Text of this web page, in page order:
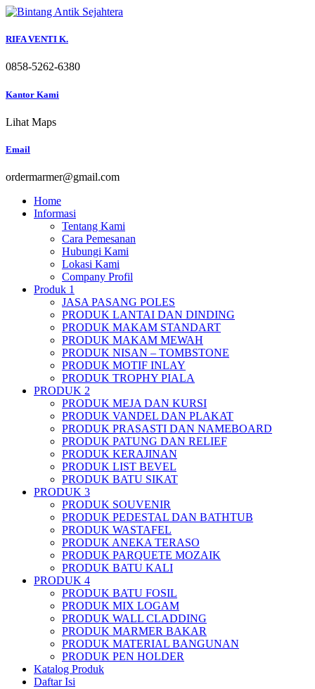
Skip
content
RIFA VENTI K.
0858-5262-6380
Kantor Kami
Lihat Maps
Email
ordermarmer@gmail.com
Home
Informasi
Tentang Kami
Cara Pemesanan
Hubungi Kami
Lokasi Kami
Company Profil
Produk 1
JASA PASANG POLES
PRODUK LANTAI DAN DINDING
PRODUK MAKAM STANDART
PRODUK MAKAM MEWAH
PRODUK NISAN – TOMBSTONE
PRODUK MOTIF INLAY
PRODUK TROPHY PIALA
PRODUK 2
PRODUK MEJA DAN KURSI
PRODUK VANDEL DAN PLAKAT
PRODUK PRASASTI DAN NAMEBOARD
PRODUK PATUNG DAN RELIEF
PRODUK KERAJINAN
PRODUK LIST BEVEL
PRODUK BATU SIKAT
PRODUK 3
PRODUK SOUVENIR
PRODUK PEDESTAL DAN BATHTUB
PRODUK WASTAFEL
PRODUK ANEKA TERASO
PRODUK PARQUETE MOZAIK
PRODUK BATU KALI
PRODUK 4
PRODUK BATU FOSIL
PRODUK MIX LOGAM
PRODUK WALL CLADDING
PRODUK MARMER BAKAR
PRODUK MATERIAL BANGUNAN
PRODUK PEN HOLDER
Katalog Produk
Daftar Isi